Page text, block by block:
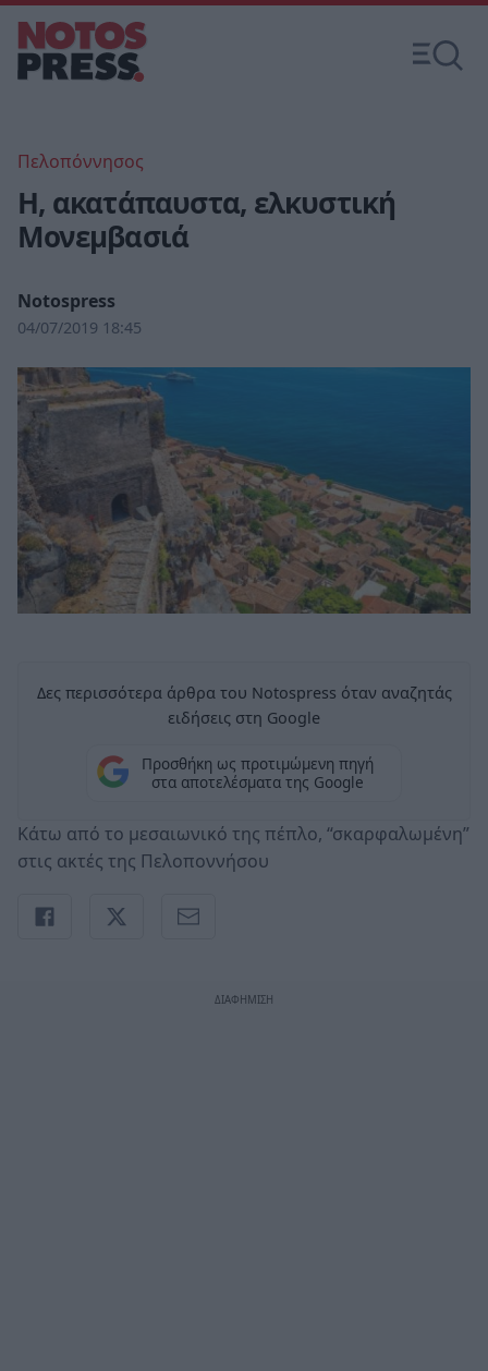
Πελοπόννησος
Η, ακατάπαυστα, ελκυστική
Μονεμβασιά
Notospress
04/07/2019 18:45
Δες περισσότερα άρθρα του Notospress όταν αναζητάς
ειδήσεις στη Google
Προσθήκη ως προτιμώμενη πηγή
στα αποτελέσματα της Google
Κάτω από το μεσαιωνικό της πέπλο, “σκαρφαλωμένη”
στις ακτές της Πελοποννήσου